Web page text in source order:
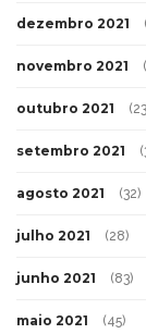
dezembro 2021
novembro 2021
outubro 2021
setembro 2021
agosto 2021 (32)
julho 2021 (28)
junho 2021 (83)
maio 2021 (45)